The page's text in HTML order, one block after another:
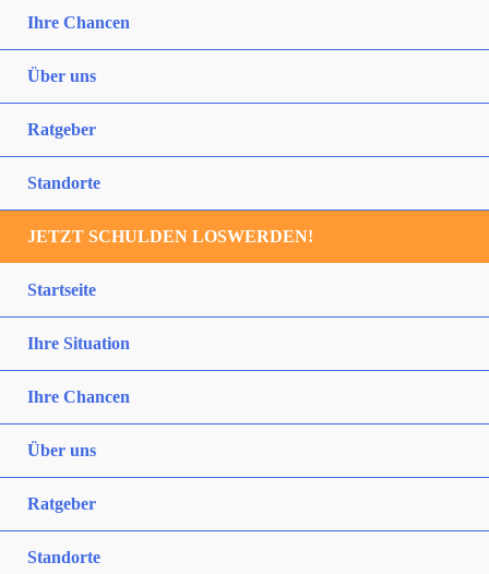
Ihre Chancen
Über uns
Ratgeber
Standorte
JETZT SCHULDEN LOSWERDEN!
Startseite
Ihre Situation
Ihre Chancen
Über uns
Ratgeber
Standorte